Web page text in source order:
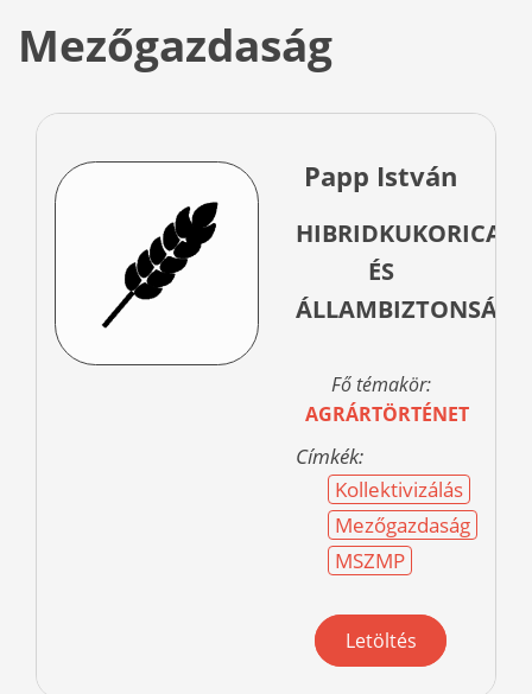
Mezőgazdaság
Papp István
HIBRIDKUKORICA
ÉS
ÁLLAMBIZTONSÁG
Fő témakör:
AGRÁRTÖRTÉNET
Címkék:
Kollektivizálás
Mezőgazdaság
MSZMP
Letöltés